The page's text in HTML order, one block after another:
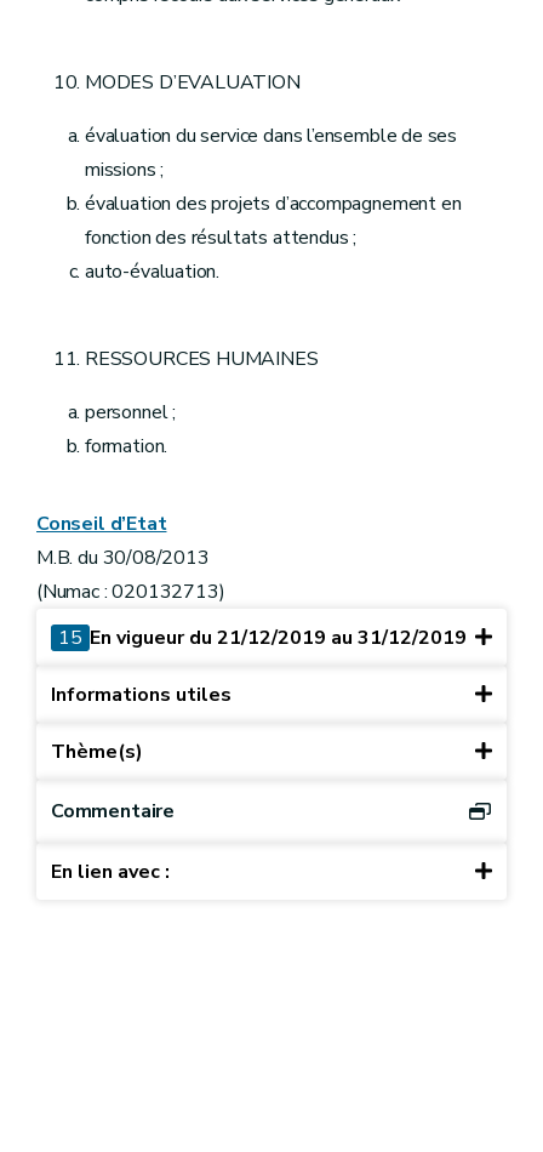
MODES D’EVALUATION
évaluation du service dans l’ensemble de ses
missions ;
évaluation des projets d’accompagnement en
fonction des résultats attendus ;
auto-évaluation.
RESSOURCES HUMAINES
personnel ;
formation.
Conseil d’Etat
M.B. du 30/08/2013
(Numac : 020132713)
15 En vigueur du 21/12/2019 au 31/12/2019
Informations utiles
Thème(s)
Commentaire
En lien avec :